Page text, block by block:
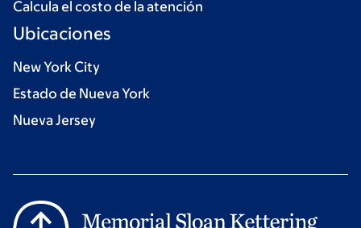
Calcula el costo de la atención
Ubicaciones
New York City
Estado de Nueva York
Nueva Jersey